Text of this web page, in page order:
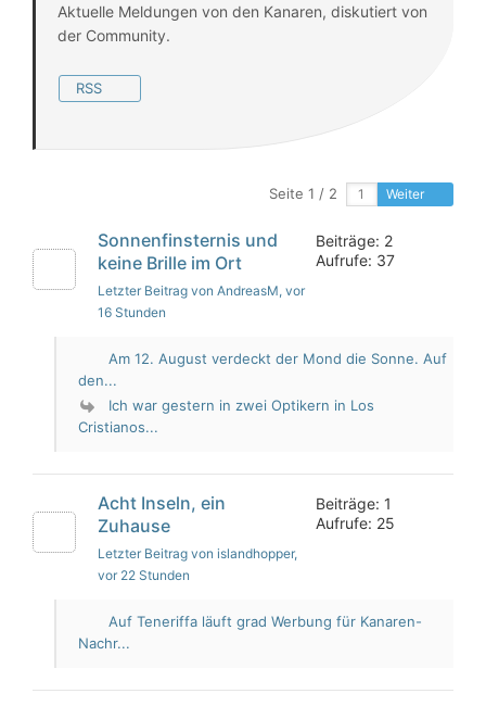
Aktuelle Meldungen von den Kanaren, diskutiert von
der Community.
RSS
Seite 1 / 2 Weiter
Sonnenfinsternis und
keine Brille im Ort
Letzter Beitrag von AndreasM, vor
16 Stunden
Beiträge: 2
Aufrufe: 37
Am 12. August verdeckt der Mond die Sonne. Auf
den...
Ich war gestern in zwei Optikern in Los
Cristianos...
Acht Inseln, ein
Zuhause
Letzter Beitrag von islandhopper,
vor 22 Stunden
Beiträge: 1
Aufrufe: 25
Auf Teneriffa läuft grad Werbung für Kanaren-
Nachr...